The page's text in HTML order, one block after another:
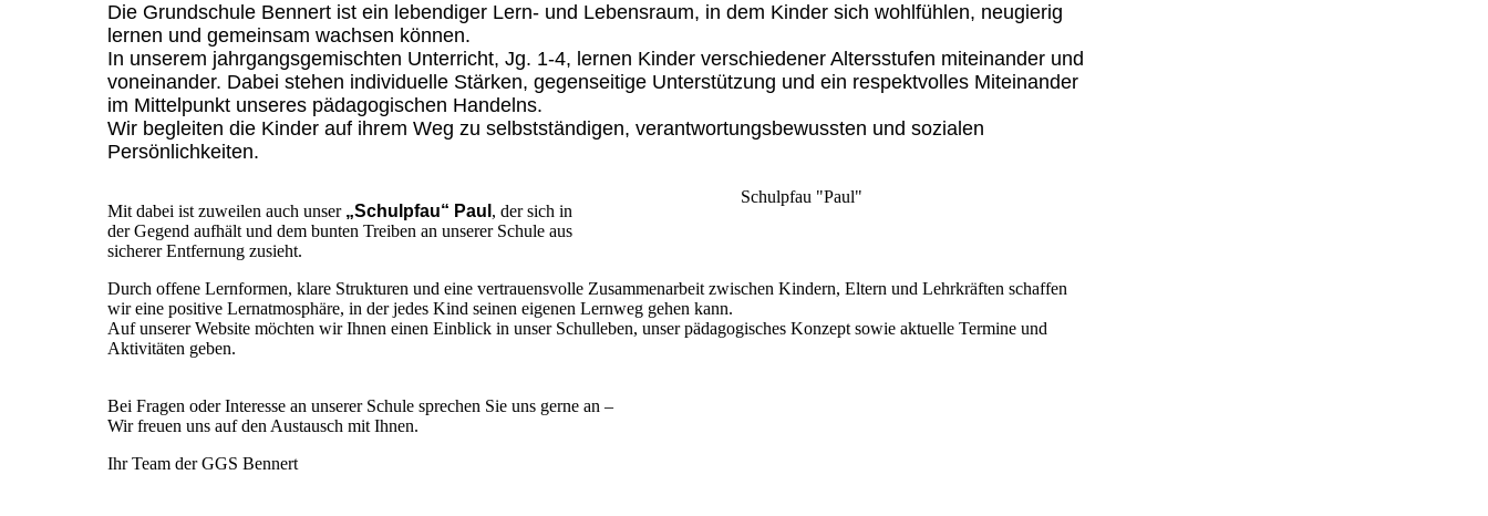
Die Grundschule Bennert ist ein lebendiger Lern- und Lebensraum, in dem Kinder sich wohlfühlen, neugierig
lernen und gemeinsam wachsen können.
In unserem jahrgangsgemischten Unterricht, Jg. 1-4, lernen Kinder verschiedener Altersstufen miteinander und
voneinander. Dabei stehen individuelle Stärken, gegenseitige Unterstützung und ein respektvolles Miteinander
im Mittelpunkt unseres pädagogischen Handelns.
Wir begleiten die Kinder auf ihrem Weg zu selbstständigen, verantwortungsbewussten und sozialen
Persönlichkeiten.
Mit dabei ist zuweilen auch unser „Schulpfau“ Paul , der sich in
der Gegend aufhält und dem bunten Treiben an unserer Schule aus
sicherer Entfernung zusieht.
Schulpfau "Paul"
Durch offene Lernformen, klare Strukturen und eine vertrauensvolle Zusammenarbeit zwischen Kindern, Eltern und Lehrkräften schaffen
wir eine positive Lernatmosphäre, in der jedes Kind seinen eigenen Lernweg gehen kann.
Auf unserer Website möchten wir Ihnen einen Einblick in unser Schulleben, unser pädagogisches Konzept sowie aktuelle Termine und
Aktivitäten geben.
Bei Fragen oder Interesse an unserer Schule sprechen Sie uns gerne an –
Wir freuen uns auf den Austausch mit Ihnen.
Ihr Team der GGS Bennert